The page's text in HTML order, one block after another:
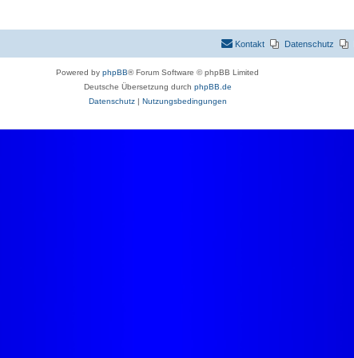
Datenschutz
Kontakt
Powered by phpBB® Forum Software © phpBB Limited
Deutsche Übersetzung durch phpBB.de
Datenschutz| Nutzungsbedingungen